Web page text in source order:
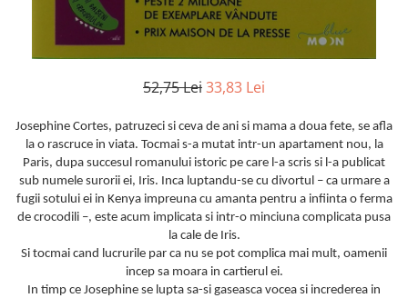
52,75 Lei33,83 Lei
Josephine Cortes, patruzeci si ceva de ani si mama a doua fete, se afla
la o rascruce in viata. Tocmai s-a mutat intr-un apartament nou, la
Paris, dupa succesul romanului istoric pe care l-a scris si l-a publicat
sub numele surorii ei, Iris. Inca luptandu-se cu divortul – ca urmare a
fugii sotului ei in Kenya impreuna cu amanta pentru a infiinta o ferma
de crocodili –, este acum implicata si intr-o minciuna complicata pusa
la cale de Iris.
Si tocmai cand lucrurile par ca nu se pot complica mai mult, oamenii
incep sa moara in cartierul ei.
In timp ce Josephine se lupta sa-si gaseasca vocea si increderea in